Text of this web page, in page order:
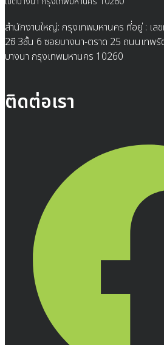
สำนักงานใหญ่: กรุงเทพมหานคร ที่อยู่ : เล
2ซี 3ชั้น 6 ซอยบางนา-ตราด 25 ถนนเทพรั
บางนา กรุงเทพมหานคร 10260
ติดต่อเรา